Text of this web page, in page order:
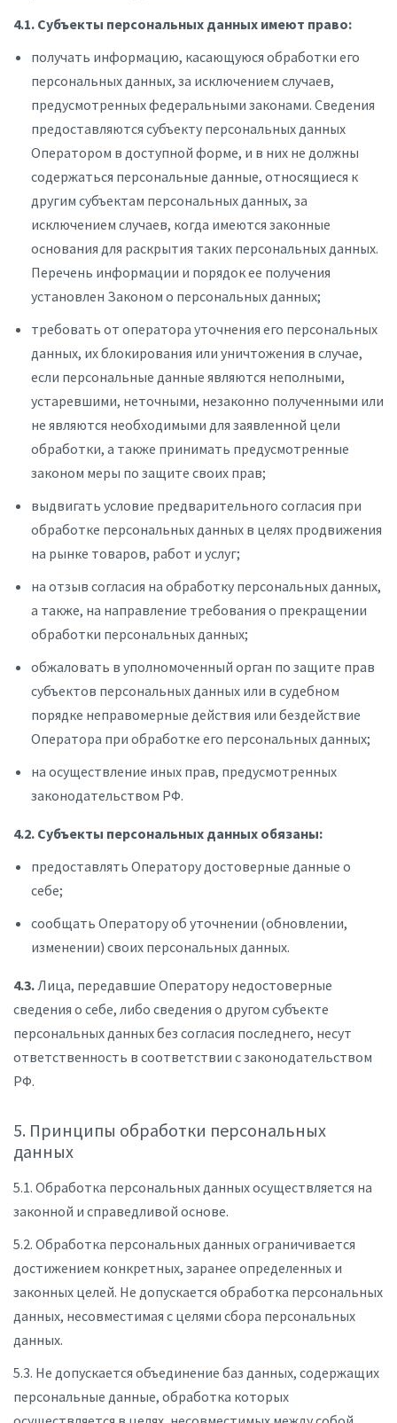
4.1. Субъекты персональных данных имеют право:
получать информацию, касающуюся обработки его
персональных данных, за исключением случаев,
предусмотренных федеральными законами. Сведения
предоставляются субъекту персональных данных
Оператором в доступной форме, и в них не должны
содержаться персональные данные, относящиеся к
другим субъектам персональных данных, за
исключением случаев, когда имеются законные
основания для раскрытия таких персональных данных.
Перечень информации и порядок ее получения
установлен Законом о персональных данных;
требовать от оператора уточнения его персональных
данных, их блокирования или уничтожения в случае,
если персональные данные являются неполными,
устаревшими, неточными, незаконно полученными или
не являются необходимыми для заявленной цели
обработки, а также принимать предусмотренные
законом меры по защите своих прав;
выдвигать условие предварительного согласия при
обработке персональных данных в целях продвижения
на рынке товаров, работ и услуг;
на отзыв согласия на обработку персональных данных,
а также, на направление требования о прекращении
обработки персональных данных;
обжаловать в уполномоченный орган по защите прав
субъектов персональных данных или в судебном
порядке неправомерные действия или бездействие
Оператора при обработке его персональных данных;
на осуществление иных прав, предусмотренных
законодательством РФ.
4.2. Субъекты персональных данных обязаны:
предоставлять Оператору достоверные данные о
себе;
сообщать Оператору об уточнении (обновлении,
изменении) своих персональных данных.
4.3.Лица, передавшие Оператору недостоверные
сведения о себе, либо сведения о другом субъекте
персональных данных без согласия последнего, несут
ответственность в соответствии с законодательством
РФ.
5. Принципы обработки персональных
данных
5.1. Обработка персональных данных осуществляется на
законной и справедливой основе.
5.2. Обработка персональных данных ограничивается
достижением конкретных, заранее определенных и
законных целей. Не допускается обработка персональных
данных, несовместимая с целями сбора персональных
данных.
5.3. Не допускается объединение баз данных, содержащих
персональные данные, обработка которых